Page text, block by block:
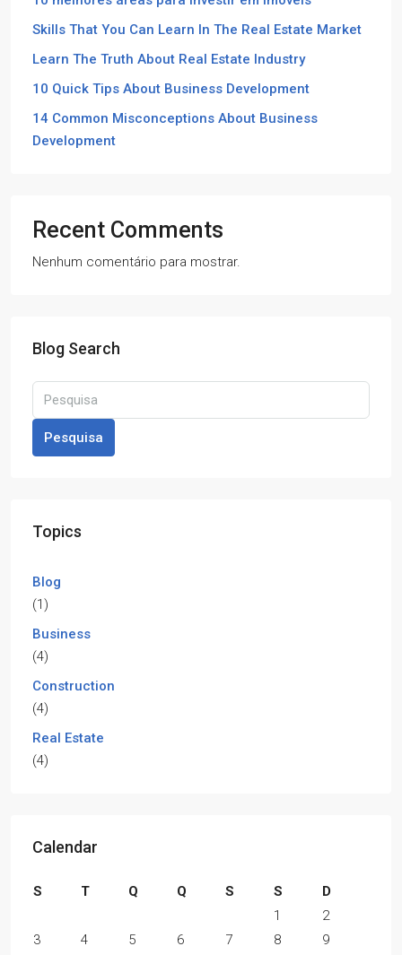
Skills That You Can Learn In The Real Estate Market
Learn The Truth About Real Estate Industry
10 Quick Tips About Business Development
14 Common Misconceptions About Business
Development
Recent Comments
Nenhum comentário para mostrar.
Blog Search
Pesquisa
Topics
Blog
(1)
Business
(4)
Construction
(4)
Real Estate
(4)
Calendar
S T Q Q S S
D
1
2
3
4 5 6 7 8
9